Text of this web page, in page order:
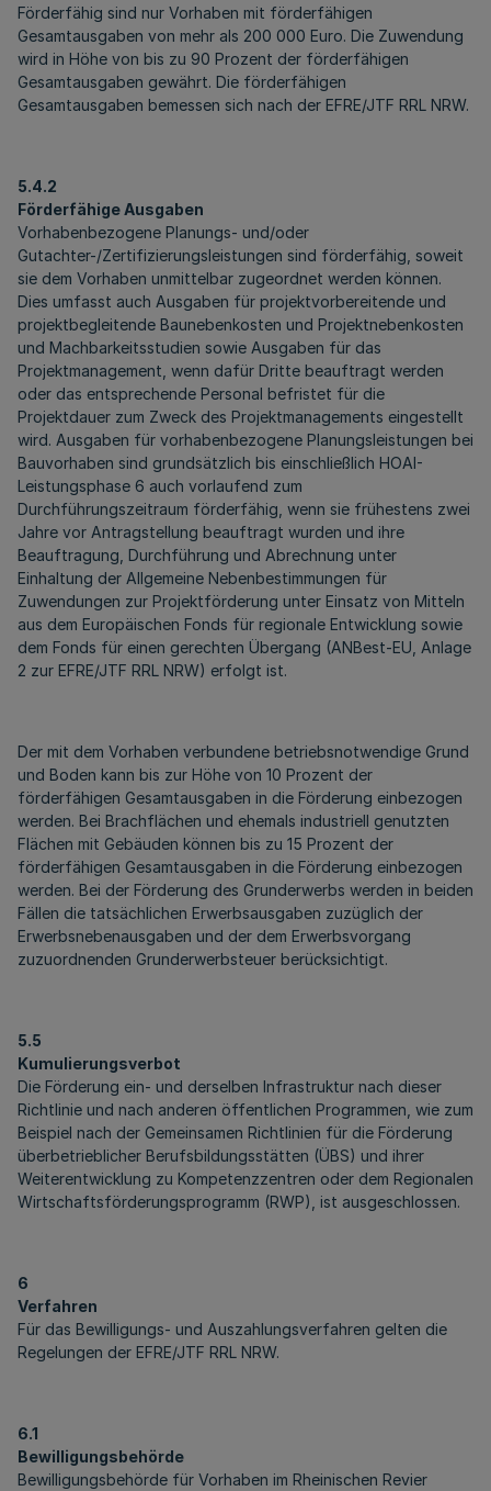
Förderfähig sind nur Vorhaben mit förderfähigen
Gesamtausgaben von mehr als 200 000 Euro. Die Zuwendung
wird in Höhe von bis zu 90 Prozent der förderfähigen
Gesamtausgaben gewährt. Die förderfähigen
Gesamtausgaben bemessen sich nach der EFRE/JTF RRL NRW.
5.4.2
Förderfähige Ausgaben
Vorhabenbezogene Planungs- und/oder
Gutachter-/Zertifizierungsleistungen sind förderfähig, soweit
sie dem Vorhaben unmittelbar zugeordnet werden können.
Dies umfasst auch Ausgaben für projektvorbereitende und
projektbegleitende Baunebenkosten und Projektnebenkosten
und Machbarkeitsstudien sowie Ausgaben für das
Projektmanagement, wenn dafür Dritte beauftragt werden
oder das entsprechende Personal befristet für die
Projektdauer zum Zweck des Projektmanagements eingestellt
wird. Ausgaben für vorhabenbezogene Planungsleistungen bei
Bauvorhaben sind grundsätzlich bis einschließlich HOAI-
Leistungsphase 6 auch vorlaufend zum
Durchführungszeitraum förderfähig, wenn sie frühestens zwei
Jahre vor Antragstellung beauftragt wurden und ihre
Beauftragung, Durchführung und Abrechnung unter
Einhaltung der Allgemeine Nebenbestimmungen für
Zuwendungen zur Projektförderung unter Einsatz von Mitteln
aus dem Europäischen Fonds für regionale Entwicklung sowie
dem Fonds für einen gerechten Übergang (ANBest-EU, Anlage
2 zur EFRE/JTF RRL NRW) erfolgt ist.
Der mit dem Vorhaben verbundene betriebsnotwendige Grund
und Boden kann bis zur Höhe von 10 Prozent der
förderfähigen Gesamtausgaben in die Förderung einbezogen
werden. Bei Brachflächen und ehemals industriell genutzten
Flächen mit Gebäuden können bis zu 15 Prozent der
förderfähigen Gesamtausgaben in die Förderung einbezogen
werden. Bei der Förderung des Grunderwerbs werden in beiden
Fällen die tatsächlichen Erwerbsausgaben zuzüglich der
Erwerbsnebenausgaben und der dem Erwerbsvorgang
zuzuordnenden Grunderwerbsteuer berücksichtigt.
5.5
Kumulierungsverbot
Die Förderung ein- und derselben Infrastruktur nach dieser
Richtlinie und nach anderen öffentlichen Programmen, wie zum
Beispiel nach der Gemeinsamen Richtlinien für die Förderung
überbetrieblicher Berufsbildungsstätten (ÜBS) und ihrer
Weiterentwicklung zu Kompetenzzentren oder dem Regionalen
Wirtschaftsförderungsprogramm (RWP), ist ausgeschlossen.
6
Verfahren
Für das Bewilligungs- und Auszahlungsverfahren gelten die
Regelungen der EFRE/JTF RRL NRW.
6.1
Bewilligungsbehörde
Bewilligungsbehörde für Vorhaben im Rheinischen Revier